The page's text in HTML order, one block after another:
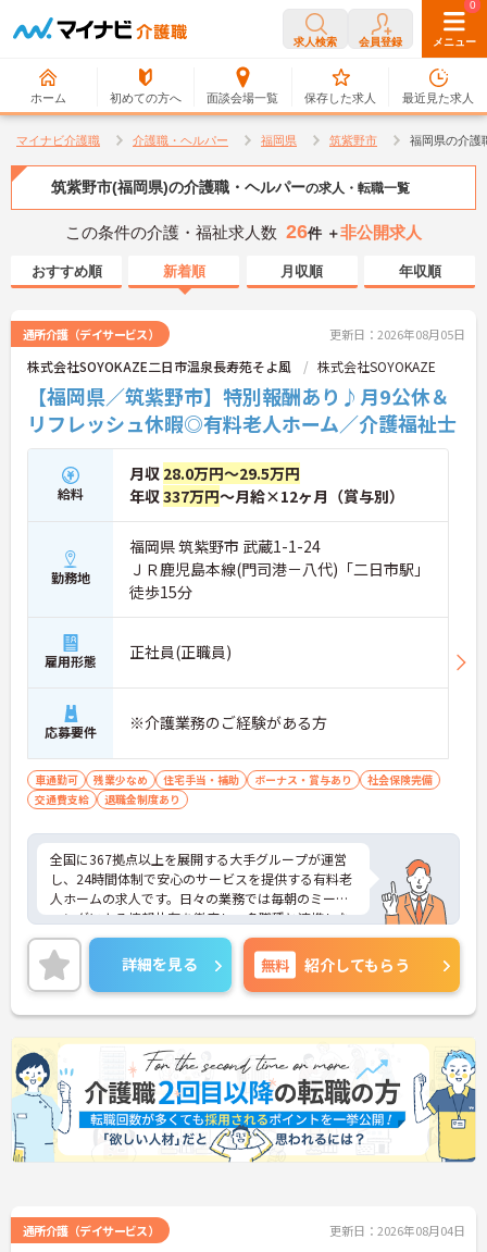
求人検索 会員登録 メニュー
ホーム 初めての方へ 面談会場一覧
0
保存した求人
0
最近見た求人
マイナビ介護職 介護職・ヘルパー 福岡県 筑紫野市 福岡県の介護
筑紫野市(福岡県)の介護職・ヘルパーの求人・転職一覧
この条件の介護・福祉求人数 26件 ＋非公開求人
おすすめ順 新着順 月収順 年収順
通所介護（デイサービス） 更新日：2026年08月05日
株式会社SOYOKAZE二日市温泉長寿苑そよ風 株式会社SOYOKAZE
【福岡県／筑紫野市】特別報酬あり♪月9公休＆
リフレッシュ休暇◎有料老人ホーム／介護福祉士
給料
月収 28.0万円～29.5万円
年収337万円～月給×12ヶ月（賞与別）
勤務地
福岡県 筑紫野市 武蔵1-1-24
ＪＲ鹿児島本線(門司港－八代)「二日市駅」
徒歩15分
雇用形態 正社員(正職員)
応募要件 ※介護業務のご経験がある方
車通勤可 残業少なめ 住宅手当・補助 ボーナス・賞与あり
社会保険完備
交通費支給
退職金制度あり
全国に367拠点以上を展開する大手グループが運営
し、24時間体制で安心のサービスを提供する有料老
人ホームの求人です。日々の業務では毎朝のミーテ
ィングによる情報共有を徹底し、多職種と連携しな
がらお客様の生活を支える体制を整えています。入
社後はOJT制度による先輩スタッフの丁寧な指導や
定期的な面談があり、資格取得支援制度も完備して
いるため着実にスキルを磨ける環境です。待遇面で
は、月給に加えて年2回の賞与や実績に応じた特別
報酬の支給制度があり、日々の努力が収入に直結し
ます。残業がほぼなく年間17日のリフレッシュ休暇
を利用できるほか、定年65歳かつ70歳までの再雇用
制度を設けているため、ワークライフバランスを保
ちながら長期的にキャリアを築いていけます。自分
らしい身だしなみで働ける点も魅力の一つであり、
安定した基盤のもとで新たな挑戦が期待できます。
で円滑に連携できる体制です】
詳細を見る 無料 紹介してもらう
通所介護（デイサービス） 更新日：2026年08月04日